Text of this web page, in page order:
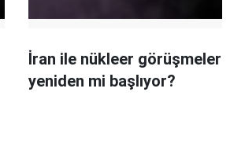
İran ile nükleer görüşmeler
yeniden mi başlıyor?